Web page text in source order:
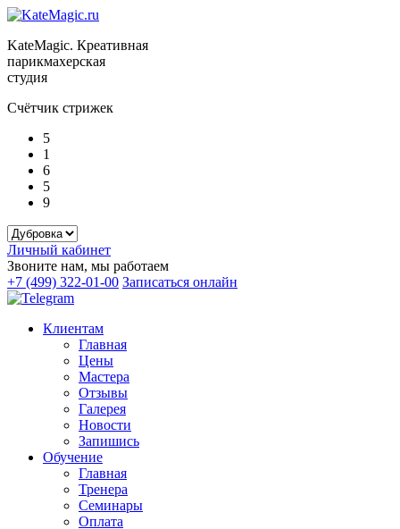
KateMagic. Креативная
парикмахерская
студия
Счётчик стрижек
5
1
6
5
9
Личный кабинет
Звоните нам, мы работаем
+7 (499) 322-01-00 Записаться онлайн
Клиентам
Главная
Цены
Мастера
Отзывы
Галерея
Новости
Запишись
Обучение
Главная
Тренера
Семинары
Оплата